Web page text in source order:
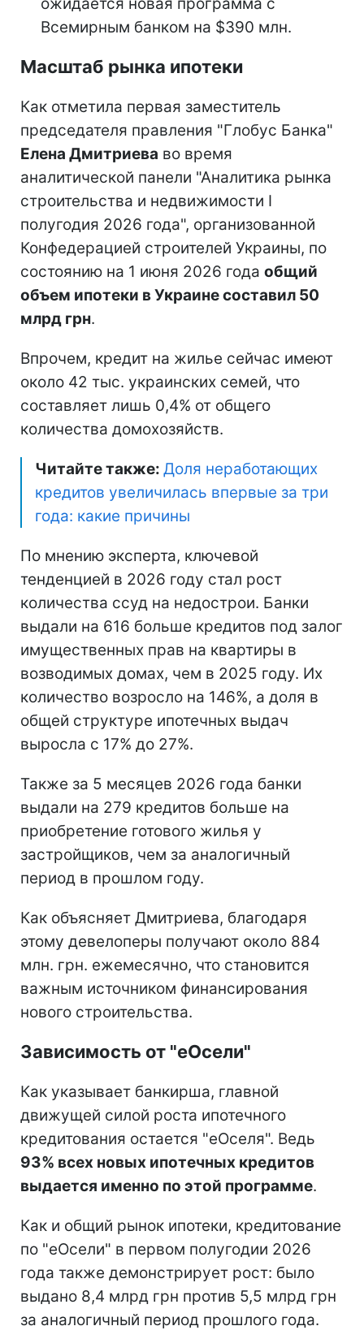
Всемирным банком на $390 млн.
Масштаб рынка ипотеки
Как отметила первая заместитель
председателя правления "Глобус Банка"
Елена Дмитриева во время
аналитической панели "Аналитика рынка
строительства и недвижимости I
полугодия 2026 года", организованной
Конфедерацией строителей Украины, по
состоянию на 1 июня 2026 года общий
объем ипотеки в Украине составил 50
млрд грн.
Впрочем, кредит на жилье сейчас имеют
около 42 тыс. украинских семей, что
составляет лишь 0,4% от общего
количества домохозяйств.
Читайте также: Доля неработающих
кредитов увеличилась впервые за три
года: какие причины
По мнению эксперта, ключевой
тенденцией в 2026 году стал рост
количества ссуд на недострои. Банки
выдали на 616 больше кредитов под залог
имущественных прав на квартиры в
возводимых домах, чем в 2025 году. Их
количество возросло на 146%, а доля в
общей структуре ипотечных выдач
выросла с 17% до 27%.
Также за 5 месяцев 2026 года банки
выдали на 279 кредитов больше на
приобретение готового жилья у
застройщиков, чем за аналогичный
период в прошлом году.
Как объясняет Дмитриева, благодаря
этому девелоперы получают около 884
млн. грн. ежемесячно, что становится
важным источником финансирования
нового строительства.
Зависимость от "еОсели"
Как указывает банкирша, главной
движущей силой роста ипотечного
кредитования остается "еОселя". Ведь
93% всех новых ипотечных кредитов
выдается именно по этой программе.
Как и общий рынок ипотеки, кредитование
по "еОсели" в первом полугодии 2026
года также демонстрирует рост: было
выдано 8,4 млрд грн против 5,5 млрд грн
за аналогичный период прошлого года.